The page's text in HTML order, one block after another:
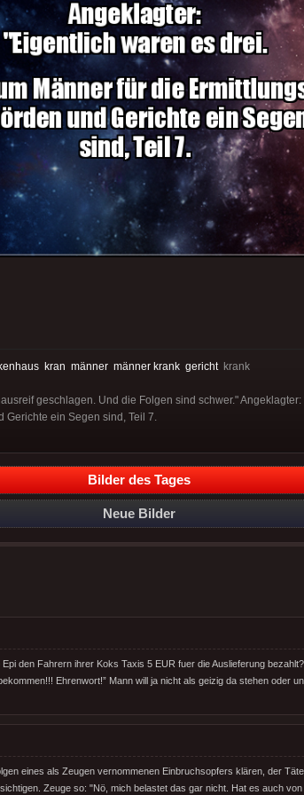
kran männer männer krank gerichtkrank
geschlagen. Und die Folgen sind schwer."
Gerichte ein Segen sind, Teil 7.
Bilder des Tages
Neue Bilder
den Fahrern ihrer Koks Taxis 5 EUR fuer die Auslieferung
Ehrenwort!” Mann will ja nicht als geizig da stehen oder
eines als Zeugen vernommenen Einbruchsopfers klären, der
Zeuge so: "Nö, mich belastet das gar nicht. Hat es auch von